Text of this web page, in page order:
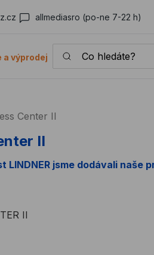
allmediasro (po-ne 7-22 h)
a výprodej
Co hledáte?
Center II
II
LINDNER jsme dodávali naše
II